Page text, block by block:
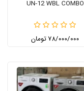
UN-12 WBL COMBO
۷۸/۰۰۰/۰۰۰ تومان